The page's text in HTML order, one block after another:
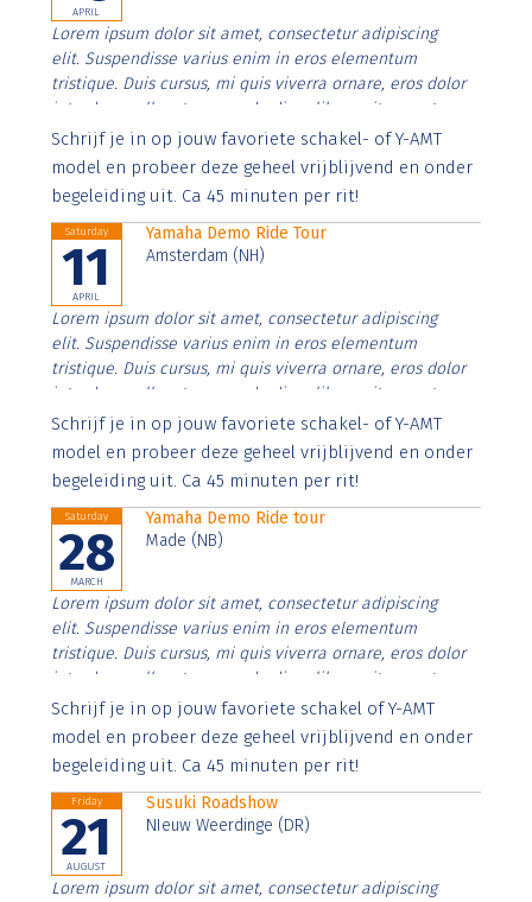
APRIL
Lorem ipsum dolor sit amet, consectetur adipiscing
elit. Suspendisse varius enim in eros elementum
tristique. Duis cursus, mi quis viverra ornare, eros dolor
interdum nulla, ut commodo diam libero vitae erat.
Aenean faucibus nibh et justo cursus id rutrum lorem
imperdiet. Nunc ut sem vitae risus tristique posuere.
Schrijf je in op jouw favoriete schakel- of Y-AMT
model en probeer deze geheel vrijblijvend en onder
begeleiding uit. Ca 45 minuten per rit!
Saturday
11
APRIL
Yamaha Demo Ride Tour
Amsterdam (NH)
Lorem ipsum dolor sit amet, consectetur adipiscing
elit. Suspendisse varius enim in eros elementum
tristique. Duis cursus, mi quis viverra ornare, eros dolor
interdum nulla, ut commodo diam libero vitae erat.
Aenean faucibus nibh et justo cursus id rutrum lorem
imperdiet. Nunc ut sem vitae risus tristique posuere.
Schrijf je in op jouw favoriete schakel- of Y-AMT
model en probeer deze geheel vrijblijvend en onder
begeleiding uit. Ca 45 minuten per rit!
Saturday
28
MARCH
Yamaha Demo Ride tour
Made (NB)
Lorem ipsum dolor sit amet, consectetur adipiscing
elit. Suspendisse varius enim in eros elementum
tristique. Duis cursus, mi quis viverra ornare, eros dolor
interdum nulla, ut commodo diam libero vitae erat.
Aenean faucibus nibh et justo cursus id rutrum lorem
imperdiet. Nunc ut sem vitae risus tristique posuere.
Schrijf je in op jouw favoriete schakel of Y-AMT
model en probeer deze geheel vrijblijvend en onder
begeleiding uit. Ca 45 minuten per rit!
Friday
21
AUGUST
Susuki Roadshow
NIeuw Weerdinge (DR)
Lorem ipsum dolor sit amet, consectetur adipiscing